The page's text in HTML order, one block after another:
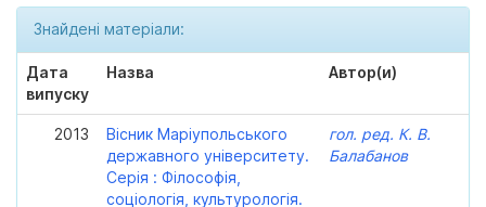
Знайдені матеріали:
Дата
випуску
Назва Автор(и)
2013
Вісник Маріупольського
державного університету.
Серія : Філософія,
соціологія, культурологія.
гол. ред. К. В.
Балабанов